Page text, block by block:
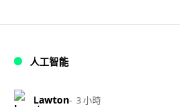
人工智能
Lawton 3 小時